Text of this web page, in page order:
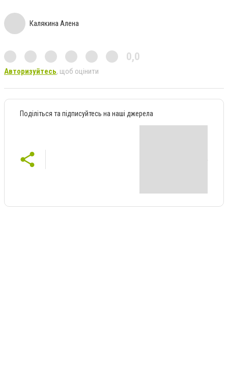
Калякина Алена
0,0
Авторизуйтесь, щоб оцінити
Поділіться та підписуйтесь на наші джерела